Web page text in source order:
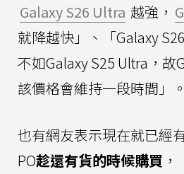
Galaxy S26 Ultra 越強，
就降越快」、「Galaxy
不如Galaxy S25 Ultra，故
該價格會維持一段時間」。
也有網友表示現在就已經
PO趁還有貨的時候購買